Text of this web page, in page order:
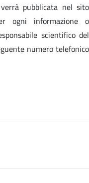
pubblicata nel sito
ogni informazione o
scientifico del
numero telefonico